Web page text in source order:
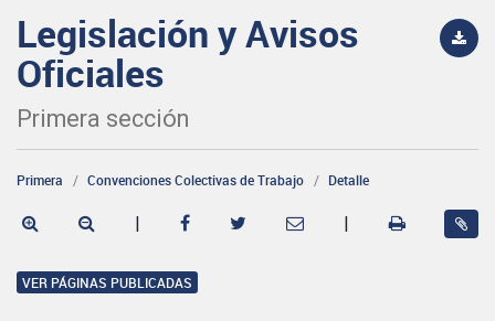
Legislación y Avisos
Oficiales
Primera sección
Primera Convenciones Colectivas de Trabajo Detalle
| |
VER PÁGINAS PUBLICADAS